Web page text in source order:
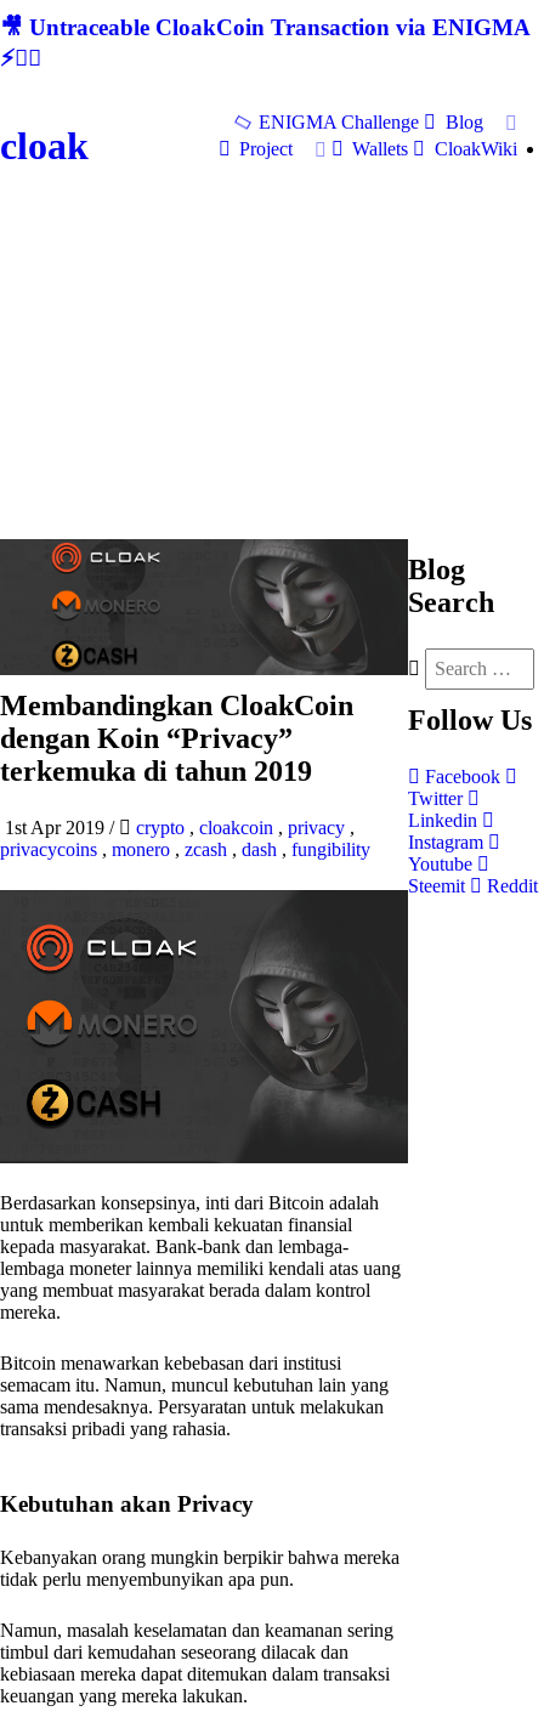
🎥 Untraceable CloakCoin Transaction via ENIGMA
⚡🕵‍♂
cloak
ENIGMA Challenge
Blog
Project
Wallets CloakWiki
Membandingkan CloakCoin
dengan Koin “Privacy”
terkemuka di tahun 2019
1st Apr 2019 / crypto , cloakcoin , privacy ,
privacycoins , monero , zcash , dash , fungibility
Berdasarkan konsepsinya, inti dari Bitcoin adalah
untuk memberikan kembali kekuatan finansial
kepada masyarakat. Bank-bank dan lembaga-
lembaga moneter lainnya memiliki kendali atas uang
yang membuat masyarakat berada dalam kontrol
mereka.
Bitcoin menawarkan kebebasan dari institusi
semacam itu. Namun, muncul kebutuhan lain yang
sama mendesaknya. Persyaratan untuk melakukan
transaksi pribadi yang rahasia.
Kebutuhan akan Privacy
Kebanyakan orang mungkin berpikir bahwa mereka
tidak perlu menyembunyikan apa pun.
Namun, masalah keselamatan dan keamanan sering
timbul dari kemudahan seseorang dilacak dan
kebiasaan mereka dapat ditemukan dalam transaksi
keuangan yang mereka lakukan.
Blog
Search
Follow Us
Facebook
Twitter
Linkedin
Instagram
Youtube
Steemit
Reddit